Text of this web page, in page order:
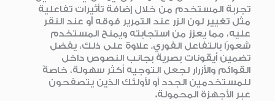
تجربة المستخدم من خلال إضافة تأثيرات تفاعلية
مثل تغيير لون الزر عند التمرير فوقه أو عند النقر
عليه، مما يعزز من استجابته ويمنح المستخدم
شعورًا بالتفاعل الفوري. علاوة على ذلك، يفضل
تضمين أيقونات بصرية بجانب النصوص داخل
القوائم والأزرار لجعل التوجيه أكثر سهولة، خاصةً
للمستخدمين الجدد أو لأولئك الذين يتصفحون
عبر الأجهزة المحمولة.